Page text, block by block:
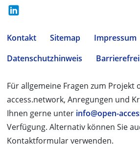
Kontakt Sitemap
Impressum
Datenschutzhinweis
Für allgemeine Fragen zum Projekt
access.network, Anregungen und
Ihnen gerne unter info@open-
Verfügung. Alternativ können Sie
Kontaktformular verwenden.